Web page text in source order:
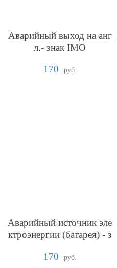
Аварийный выход на анг
л.- знак IMO
170
руб.
Аварийный источник эле
ктроэнергии (батарея) - з
170
руб.